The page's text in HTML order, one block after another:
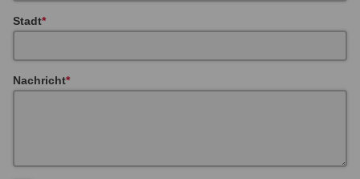
Stadt
Nachricht